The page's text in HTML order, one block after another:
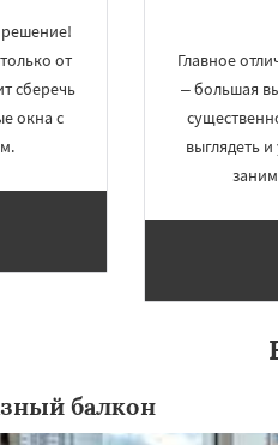
от
сберечь
окна с
Главное
– большая
выглядеть
балкон